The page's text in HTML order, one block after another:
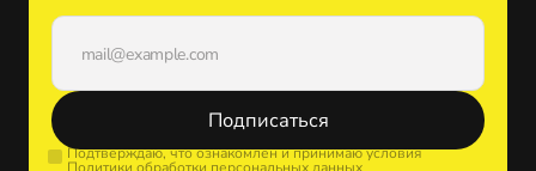
Подписаться
Подтверждаю, что ознакомлен и принимаю условия